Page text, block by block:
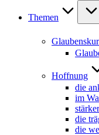
Themen
Hoffnung
die
im
die
die